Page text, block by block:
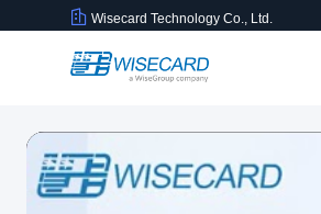
Wisecard Technology Co., Ltd.